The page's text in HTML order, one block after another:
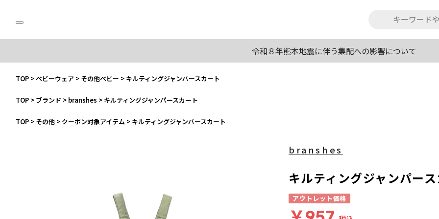
令和８年熊本地震に伴う集配への影響について
TOP >ベビーウェア > その他ベビー > キルティングジャンパースカート
TOP > ブランド > branshes > キルティングジャンパースカート
TOP > その他 > クーポン対象アイテム > キルティングジャンパースカート
branshes
キルティングジャンパー
アウトレット価格